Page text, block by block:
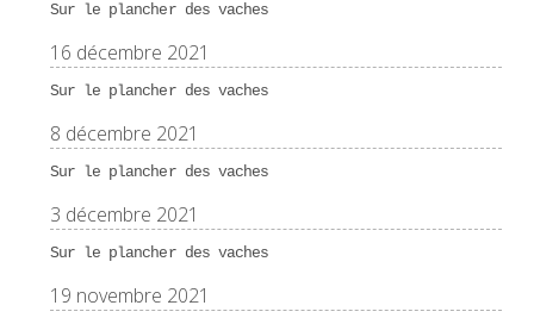
Sur le plancher des vaches
16 décembre 2021
Sur le plancher des vaches
8 décembre 2021
Sur le plancher des vaches
3 décembre 2021
Sur le plancher des vaches
19 novembre 2021